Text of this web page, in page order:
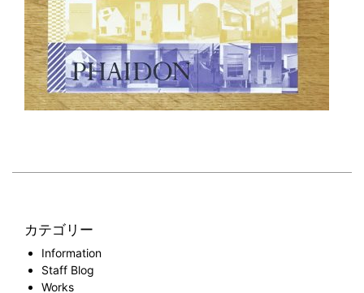
カテゴリー
Information
Staff Blog
Works